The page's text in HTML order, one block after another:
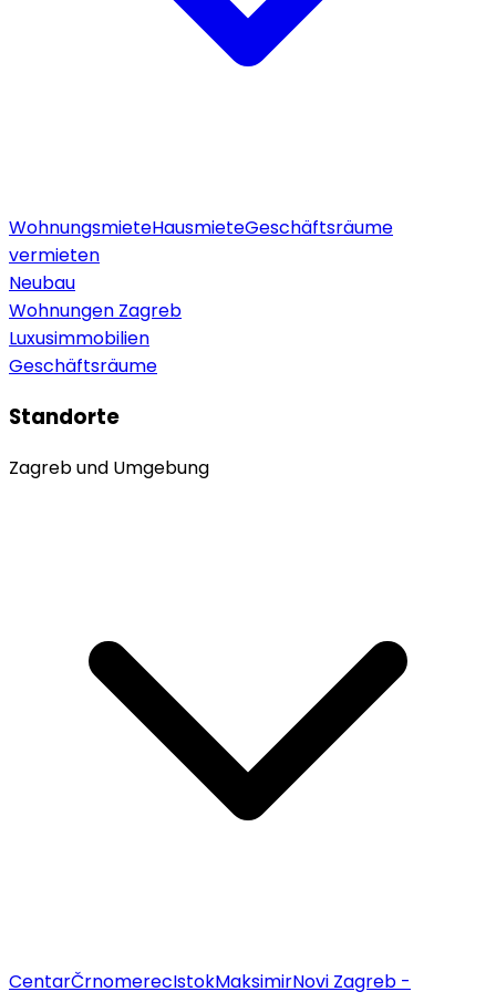
WohnungsmieteHausmieteGeschäftsräume
vermieten
Neubau
Wohnungen Zagreb
Luxusimmobilien
Geschäftsräume
Standorte
Zagreb und Umgebung
CentarČrnomerecIstokMaksimirNovi Zagreb -